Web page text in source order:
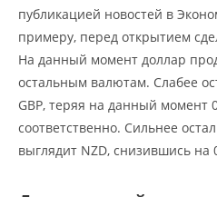
публикацией новостей в
примеру, перед открытием
На данный момент доллар
остальным валютам. Слабее
GBP, теряя на данный момент
соответственно. Сильнее
выглядит NZD, снизившись на